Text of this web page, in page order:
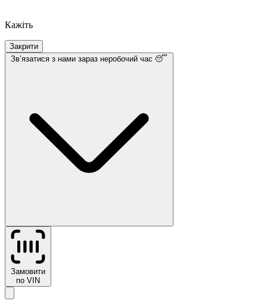
Кажіть
Закрити
Звʼязатися з нами зараз неробочий час 😴
Замовити
по VIN